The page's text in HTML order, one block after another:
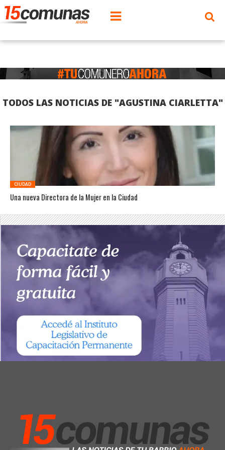
TODOS LAS NOTICIAS DE "AGUSTINA CIARLETTA"
CIUDAD
Una nueva Directora de la Mujer en la Ciudad